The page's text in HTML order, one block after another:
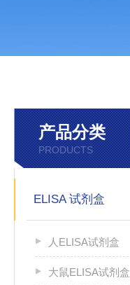
产品分类
PRODUCTS
ELISA 试剂盒
人ELISA试剂盒
大鼠ELISA试剂盒